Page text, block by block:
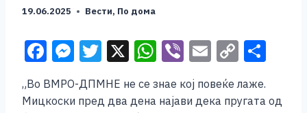
19.06.2025 Вести, По дома
F
a
c
M
e
ss
T
wi
tt
X W
at
Vi
b
er
E
m
ai
C
p ar
„Во ВМРО-ДПМНЕ не се знае кој повеќе лаже.
Мицкоски пред два дена најави дека пругата од